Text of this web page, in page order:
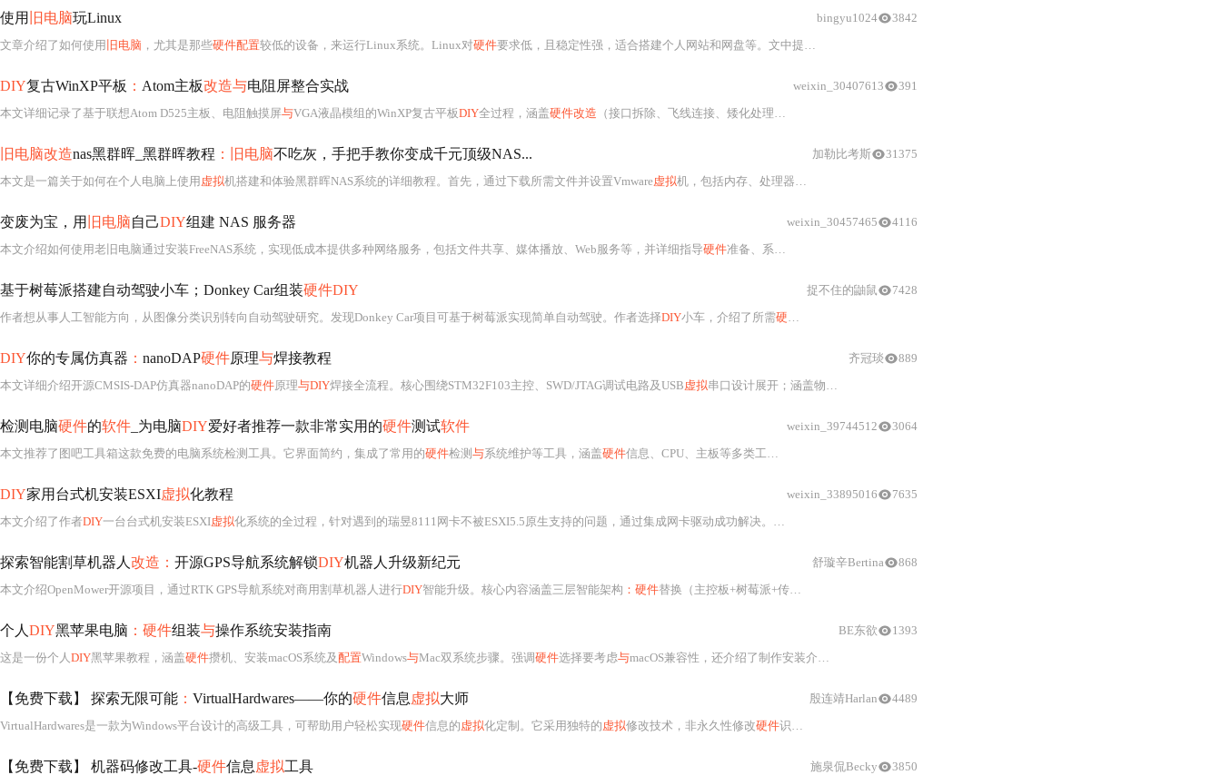
使用 旧电脑玩Linux
文章介绍了如何使用 旧电脑 ，尤其是那些硬件配置较低的设备，来运行Linux系统。Linux对硬件要求低，且稳定性强，适合搭建个人网站和网盘等。文中提到了几个流行的Linux发行版，如Ubuntu和CentOS，以及它们在服务器和客户端的应用。此外，还讨论了不同类型的
bingyu1024 3842
DIY复古WinXP平板 ： Atom主板改造与电阻屏整合实战
本文详细记录了基于联想Atom D525主板、电阻触摸屏与VGA液晶模组的WinXP复古平板DIY全过程，涵盖硬件改造 （接口拆除、飞线连接、矮化处理）、结构组装（亚克力外壳、散热设计）、系统部署（XP安装、驱动适配、性能优化）及触摸校准。重点解决空间压缩、低功耗散热、老
weixin_30407613 391
旧电脑改造nas黑群晖_黑群晖教程 ：旧电脑不吃灰，手把手教你变成千元顶级NAS...
本文是一篇关于如何在个人电脑上使用 虚拟机搭建和体验黑群晖NAS系统的详细教程。首先，通过下载所需文件并设置Vmware虚拟机，包括内存、处理器、网络适配器和硬盘
加勒比考斯 31375
变废为宝，用 旧电脑自己DIY组建 NAS 服务器
本文介绍如何使用老旧电脑通过安装FreeNAS系统，实现低成本提供多种网络服务，包括文件共享、媒体播放、Web服务等，并详细指导硬件准备、系统安装及功能设置过程。
weixin_30457465 4116
基于树莓派搭建自动驾驶小车；Donkey Car组装硬件DIY
作者想从事人工智能方向，从图像分类识别转向自动驾驶研究。发现Donkey Car项目可基于树莓派实现简单自动驾驶。作者选择DIY小车，介绍了所需硬件
捉不住的鼬鼠 7428
DIY你的专属仿真器 ： nanoDAP硬件原理与焊接教程
本文详细介绍开源CMSIS-DAP仿真器nanoDAP的硬件原理与DIY焊接全流程。核心围绕STM32F103主控、SWD/JTAG调试电路及USB虚拟串口设计展开；涵盖物料清单、焊接步骤（含芯片、晶振、USB接口）、固件烧录（通过ST-Link）、Windows驱动安装及软
齐冠琰 889
检测电脑硬件的软件 _为电脑DIY爱好者推荐一款非常实用的硬件测试软件
本文推荐了图吧工具箱这款免费的电脑系统检测工具。它界面简约，集成了常用的硬件检测 与系统维护等工具，涵盖硬件信息、CPU、主板等多类工具，功能齐全，是电脑爱好者检测
weixin_39744512 3064
DIY家用台式机安装ESXI虚拟化教程
本文介绍了作者DIY一台台式机安装ESXI虚拟化系统的全过程，针对遇到的瑞昱8111网卡不被ESXI5.5原生支持的问题，通过集成网卡驱动成功解决。安装前检查了VT-X开启，并强调了其对于
weixin_33895016 7635
探索智能割草机器人 改造： 开源GPS导航系统解锁DIY机器人升级新纪元
本文介绍OpenMower开源项目，通过RTK GPS导航系统对商用割草机器人进行DIY智能升级。核心内容涵盖三层智能架构 ：硬件替换（主控板+树莓派+传感器）、
舒璇辛Bertina 868
个人 DIY黑苹果电脑 ：硬件组装与操作系统安装指南
这是一份个人DIY黑苹果教程，涵盖硬件攒机、安装macOS系统及配置Windows与Mac双系统步骤。强调硬件选择要考虑与macOS兼容性，还介绍了制作安装介质、调整BIOS/UEFI设置、
BE东欲 1393
【免费下载】 探索无限可能 ： VirtualHardwares——你的硬件信息 虚拟大师
VirtualHardwares是一款为Windows平台设计的高级工具，可帮助用户轻松实现硬件信息的虚拟化定制。它采用独特的虚拟修改技术，非永久性修改硬件识别信息，重启即复原。该工具具有可视化操作、一键
殷连靖Harlan 4489
【免费下载】 机器码修改工具-硬件信息 虚拟工具 施泉侃Becky 3850